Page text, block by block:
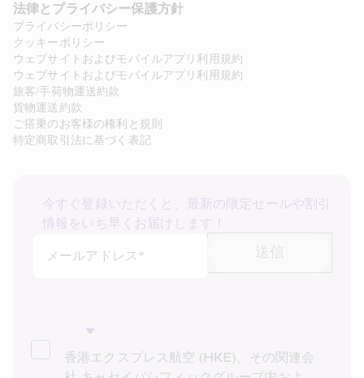
法律とプライバシー保護方針
プライバシーポリシー
クッキーポリシー
ウェブサイトおよびモバイルアプリ利用規約
ウェブサイトおよびモバイルアプリ利用規約
旅客/手荷物運送約款
貨物運送約款
ご搭乗のお客様の権利と規則
特定商取引法に基づく表記
今すぐ登録いただくと、最新の限定セールや割引
情報をいち早くお届けします！
メールアドレス*
送信
香港エクスプレス航空 (HKE)、その関連会